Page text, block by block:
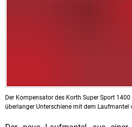
Der Kompensator des Korth Super Sport
überlanger Unterschiene mit dem Laufmantel